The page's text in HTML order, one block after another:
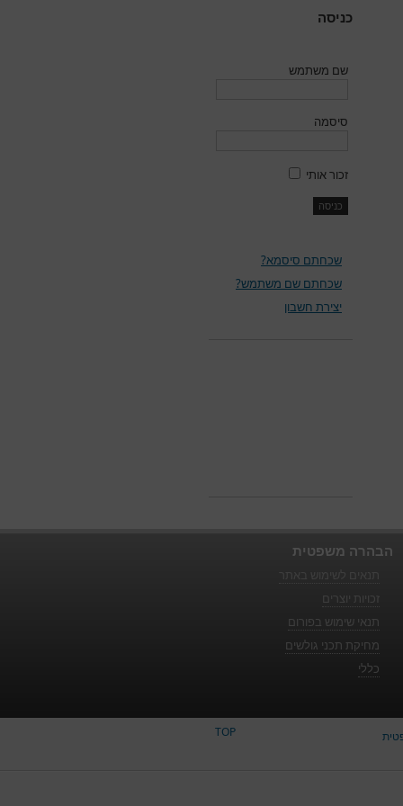
כניסה
שם משתמש
סיסמה
זכור אותי
שכחתם סיסמא?
שכחתם שם משתמש?
יצירת חשבון
הבהרה משפטית
זכויות יוצרים
תנאי שימוש בפורום
מחיקת תכני גולשים
כללי
TOP